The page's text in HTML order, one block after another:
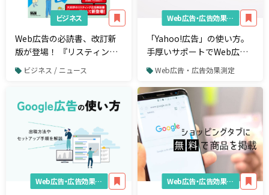
ビジネス
Web広告の必読書、改訂新
版が登場！ 『リスティング
広告のやさしい教科書。 改
訂新版 ユーザーニーズと
最大化する運用メソッド』
ビジネス / ニュース
Web広告・広告効果測定
「Yahoo!広告」の使い方。
手厚いサポートでWeb広告
初心者でも始めやすい！
Web広告・広告効果測定
Web広告・広告効果測定 Web広告・広告効果測定